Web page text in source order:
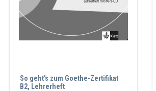
So geht's zum Goethe-Zertifikat
B2, Lehrerheft